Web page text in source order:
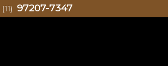
(11) 97207-7347